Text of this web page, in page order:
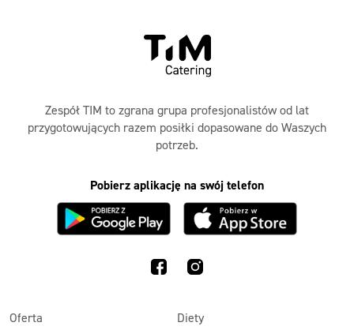
Zespół TIM to zgrana grupa profesjonalistów od lat
przygotowujących razem posiłki dopasowane do Waszych
potrzeb.
Pobierz aplikację na swój telefon
Oferta Diety